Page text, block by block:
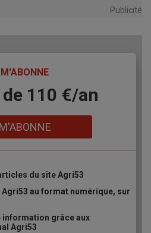
Publicité
110 €/an
du site Agri53
au format numérique, sur
information grâce aux
Agri53